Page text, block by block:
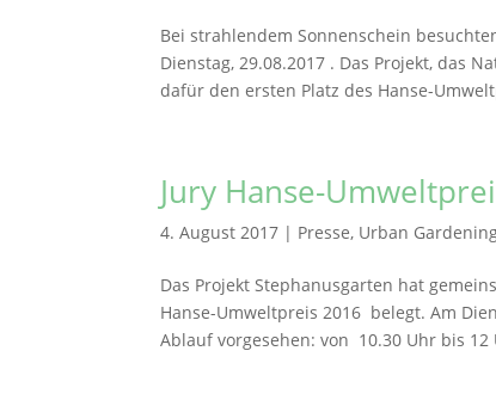
Bei strahlendem Sonnenschein
Dienstag, 29.08.2017 . Das Projekt, das
dafür den ersten Platz des Hanse-
Jury Hanse-
4. August 2017 | Presse, Urban
Das Projekt Stephanusgarten hat
Hanse-Umweltpreis 2016 belegt. Am
Ablauf vorgesehen: von 10.30 Uhr bis 12